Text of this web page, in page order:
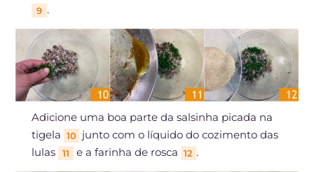
9 .
Adicione uma boa parte da salsinha picada na
tigela 10 junto com o líquido do cozimento das
lulas
11 e a farinha de rosca 12 .